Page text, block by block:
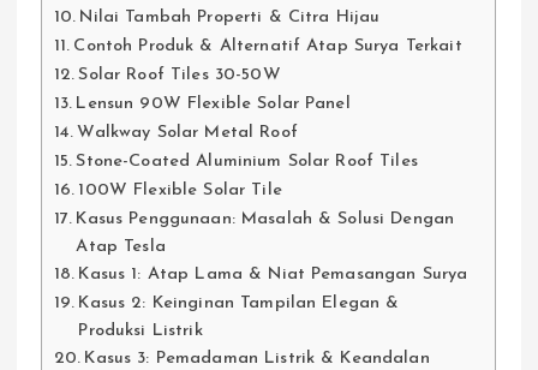
Nilai Tambah Properti & Citra Hijau
Contoh Produk & Alternatif Atap Surya Terkait
Solar Roof Tiles 30-50W
Lensun 90W Flexible Solar Panel
Walkway Solar Metal Roof
Stone-Coated Aluminium Solar Roof Tiles
100W Flexible Solar Tile
Kasus Penggunaan: Masalah & Solusi Dengan
Atap Tesla
Kasus 1: Atap Lama & Niat Pemasangan Surya
Kasus 2: Keinginan Tampilan Elegan &
Produksi Listrik
Kasus 3: Pemadaman Listrik & Keandalan